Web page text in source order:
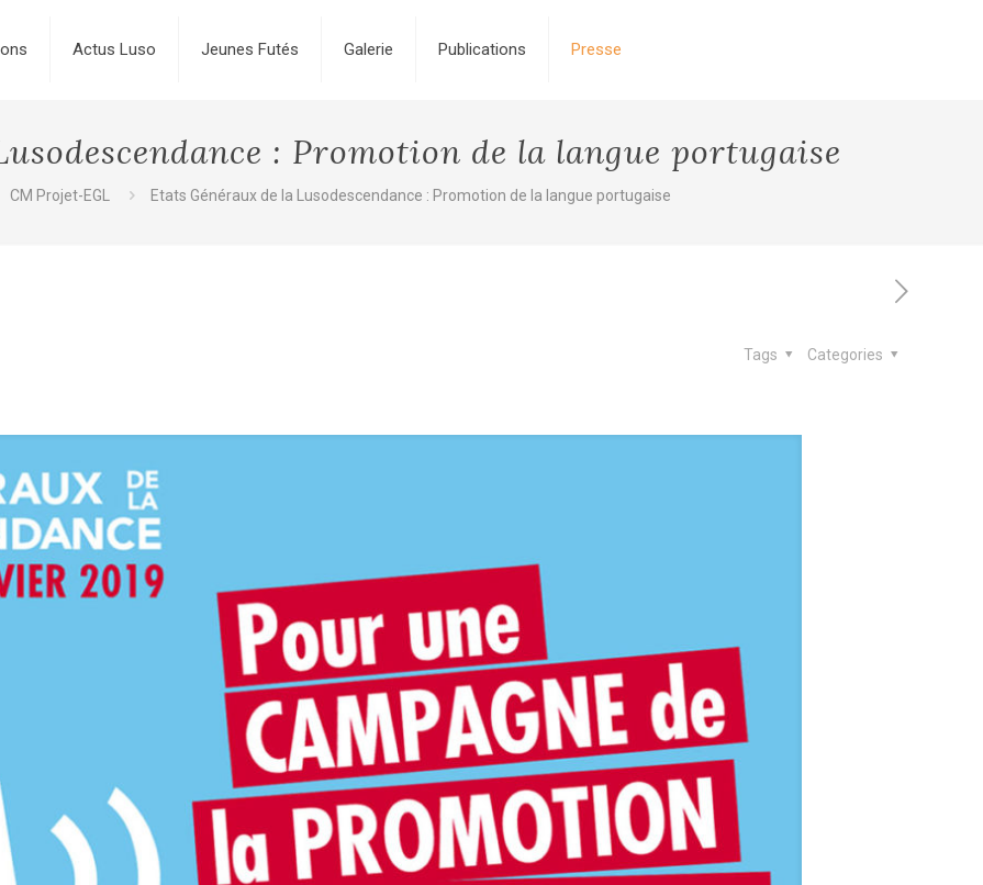
Actus Luso Jeunes Futés Galerie Publications Presse
: Promotion de la langue portugaise
CM Projet-EGL Etats Généraux de la Lusodescendance : Promotion de la langue portugaise
Categories
Tags